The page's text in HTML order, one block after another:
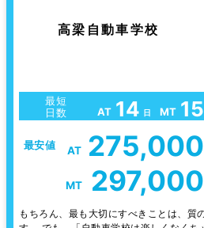
高梁自動車学校
最短
日数
AT 14 日 MT 15
最安値 AT 275,000
MT 297,000
もちろん、最も大切にすべきことは、質